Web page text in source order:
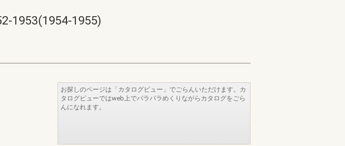
1953(1954-1955)
お探しのページは「カタログビュー」でごらんいただけます。カ
タログビューではweb上でパラパラめくりながらカタログをごら
んになれます。